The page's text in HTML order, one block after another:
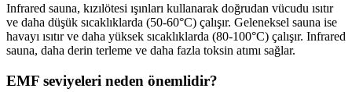
Infrared sauna, kızılötesi ışınları kullanarak doğrudan vücudu ısıtır
ve daha düşük sıcaklıklarda (50-60°C) çalışır. Geleneksel sauna ise
havayı ısıtır ve daha yüksek sıcaklıklarda (80-100°C) çalışır. Infrared
sauna, daha derin terleme ve daha fazla toksin atımı sağlar.
EMF seviyeleri neden önemlidir?